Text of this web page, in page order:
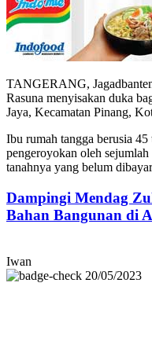
TANGERANG,
Rasuna menyisakan duka
Jaya, Kecamatan Pinang,
Ibu rumah tangga berusia
pengeroyokan oleh
tanahnya yang belum
Dampingi Mendag
Bahan Bangunan di
Iwan
20/05/2023